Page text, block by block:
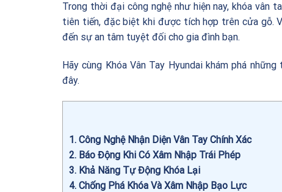
Trong thời đại công nghệ như hiện nay, khóa vân
tiên tiến, đặc biệt khi được tích hợp trên cửa gỗ.
đến sự an tâm tuyệt đối cho gia đình bạn.
Hãy cùng Khóa Vân Tay Hyundaikhám phá những
đây.
1 Công Nghệ Nhận Diện Vân Tay Chính Xác
2 Báo Động Khi Có Xâm Nhập Trái Phép
3 Khả Năng Tự Động Khóa Lại
4 Chống Phá Khóa Và Xâm Nhập Bạo Lực